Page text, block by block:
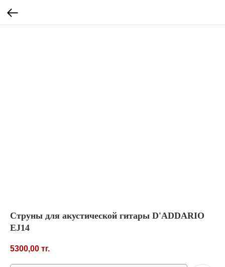
Струны для акустической гитары D'ADDARIO
EJ14
5300,00 тг.